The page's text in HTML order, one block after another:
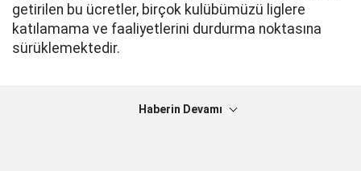
getirilen bu ücretler, birçok kulübümüzü liglere
katılamama ve faaliyetlerini durdurma noktasına
sürüklemektedir.
Haberin Devamı